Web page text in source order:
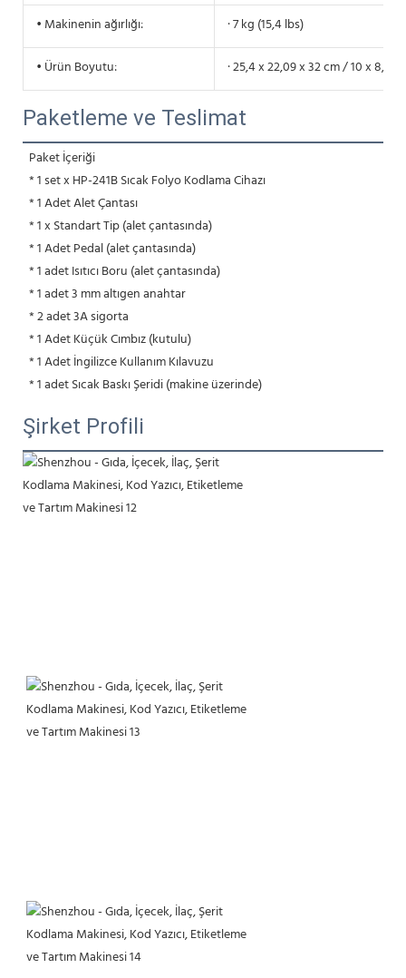
• Makinenin ağırlığı: · 7 kg (15,4 lbs)
• Ürün Boyutu: · 25,4 x 22,09 x 32 cm / 10 x 8,7
Paketleme ve Teslimat
Paket İçeriği
* 1 set x HP-241B Sıcak Folyo Kodlama Cihazı
* 1 Adet Alet Çantası
* 1 x Standart Tip (alet çantasında)
* 1 Adet Pedal (alet çantasında)
* 1 adet Isıtıcı Boru (alet çantasında)
* 1 adet 3 mm altıgen anahtar
* 2 adet 3A sigorta
* 1 Adet Küçük Cımbız (kutulu)
* 1 Adet İngilizce Kullanım Kılavuzu
* 1 adet Sıcak Baskı Şeridi (makine üzerinde)
Şirket Profili